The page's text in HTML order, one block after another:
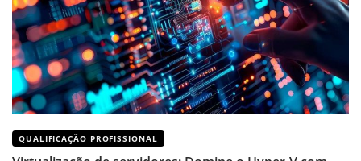
QUALIFICAÇÃO PROFISSIONAL